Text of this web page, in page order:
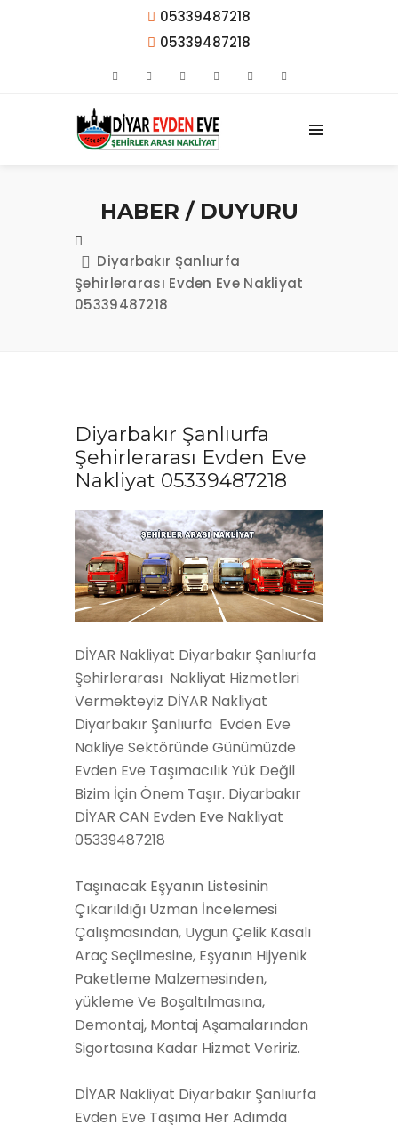
05339487218
05339487218
HABER / DUYURU
Diyarbakır Şanlıurfa
Şehirlerarası Evden Eve Nakliyat
05339487218
Diyarbakır Şanlıurfa
Şehirlerarası Evden Eve
Nakliyat 05339487218
DİYAR Nakliyat Diyarbakır Şanlıurfa
Şehirlerarası Nakliyat Hizmetleri
Vermekteyiz DİYAR Nakliyat
Diyarbakır Şanlıurfa Evden Eve
Nakliye Sektöründe Günümüzde
Evden Eve Taşımacılık Yük Değil
Bizim İçin Önem Taşır. Diyarbakır
DİYAR CAN Evden Eve Nakliyat
05339487218
Taşınacak Eşyanın Listesinin
Çıkarıldığı Uzman İncelemesi
Çalışmasından, Uygun Çelik Kasalı
Araç Seçilmesine, Eşyanın Hijyenik
Paketleme Malzemesinden,
yükleme Ve Boşaltılmasına,
Demontaj, Montaj Aşamalarından
Sigortasına Kadar Hizmet Veririz.
DİYAR Nakliyat Diyarbakır Şanlıurfa
Evden Eve Taşıma Her Adımda